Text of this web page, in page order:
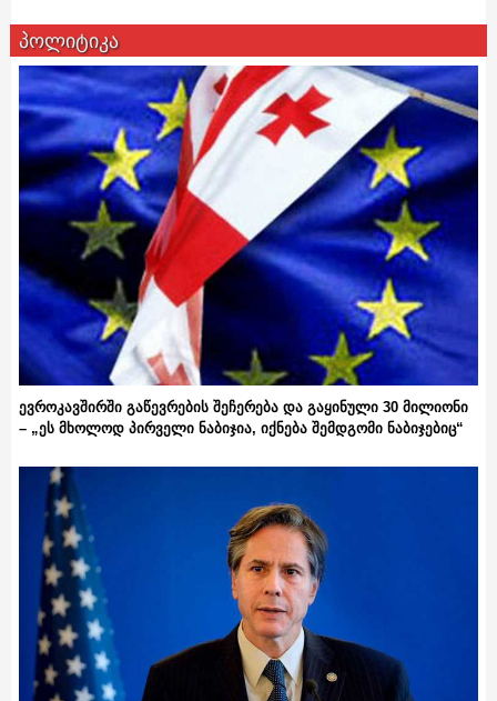
პოლიტიკა
ევროკავშირში გაწევრების შეჩერება და გაყინული 30 მილიონი
– „ეს მხოლოდ პირველი ნაბიჯია, იქნება შემდგომი ნაბიჯებიც“